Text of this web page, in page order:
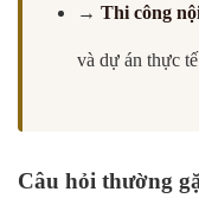
→ Thi công
và dự án thực tế
Câu hỏi thường